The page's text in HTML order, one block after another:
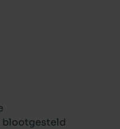
blootgesteld